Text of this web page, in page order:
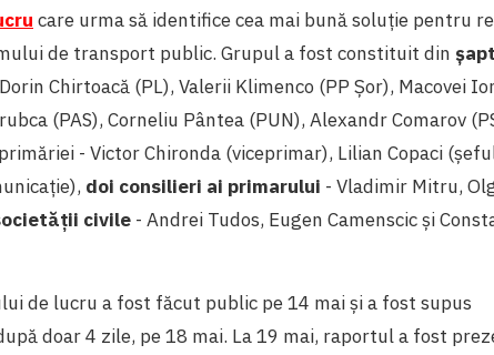
care urma să identifice cea mai bună soluție pentru
de transport public. Grupul a fost constituit din
Chirtoacă (PL), Valerii Klimenco (PP Șor), Macovei
(PAS), Corneliu Pântea (PUN), Alexandr Comarov
- Victor Chironda (viceprimar), Lilian Copaci
doi consilieri ai primarului - Vladimir Mitru,
civile - Andrei Tudos, Eugen Camenscic și
de lucru a fost făcut public pe 14 mai și a fost supus
doar 4 zile, pe 18 mai. La 19 mai, raportul a fost